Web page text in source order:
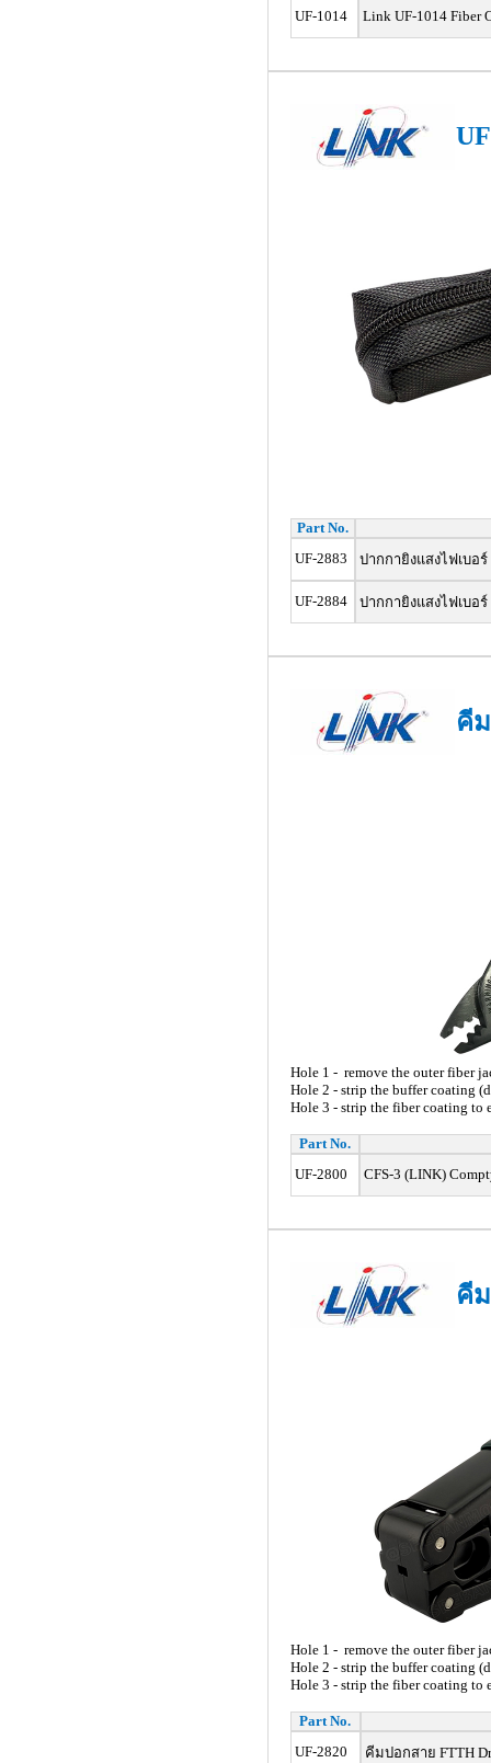
UF-1014
Link UF-1014 Fiber
Part No.
UF-2883
ปากกายิงแสงไฟเบอร์
UF-2884 ปากกายิงแสงไฟเบอร์
คี
Hole 1 - remove the outer fiber
Hole 2 - strip the buffer coating
Hole 3 - strip the fiber coating to
Part No.
UF-2800
CFS-3 (LINK)
คี
Hole 1 - remove the outer fiber
Hole 2 - strip the buffer coating
Hole 3 - strip the fiber coating to
Part No.
UF-2820
คีมปอกสาย FTTH